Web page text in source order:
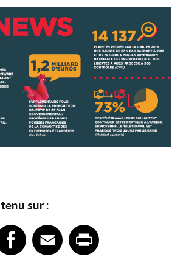
sur :
article on Facebook
Facebook
Share article on Email
EmailShare article on Print